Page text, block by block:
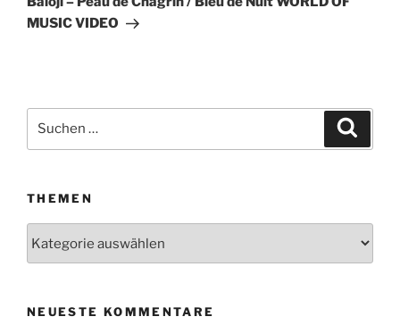
MUSIC VIDEO
Suchen
THEMEN
NEUESTE KOMMENTARE